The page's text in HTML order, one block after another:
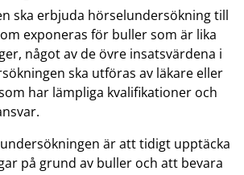
ska erbjuda hörselundersökning till
exponeras för buller som är lika
något av de övre insatsvärdena i
ska utföras av läkare eller
har lämpliga kvalifikationer och
är att tidigt upptäcka
på grund av buller och att bevara